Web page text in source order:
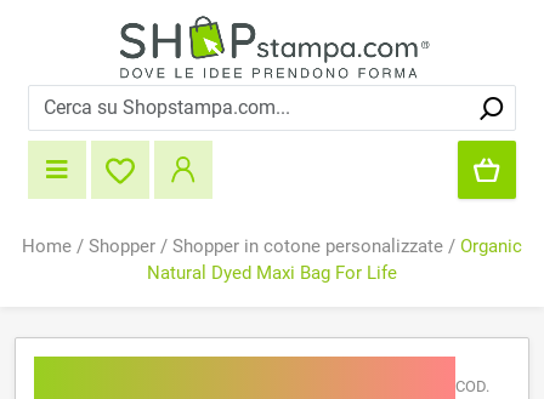
Home / Shopper / Shopper in cotone personalizzate / Organic
Natural Dyed Maxi Bag For Life
COD.